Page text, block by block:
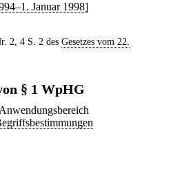
Januar 1998]
2, 4 S. 2 des Gesetzes vom 22.
§ 1 WpHG